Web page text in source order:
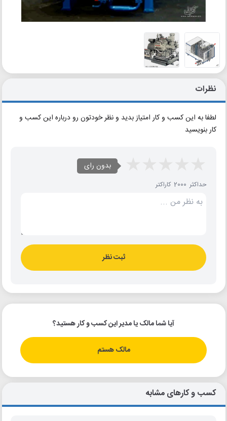
نظرات
لطفا به این کسب و کار امتیاز بدید و نظر خودتون رو درباره این کسب و
کار بنویسید
بدون رای
حداکثر 2000 کاراکتر
ثبت نظر
آیا شما مالک یا مدیر این کسب و کار هستید؟
مالک هستم
کسب و کارهای مشابه